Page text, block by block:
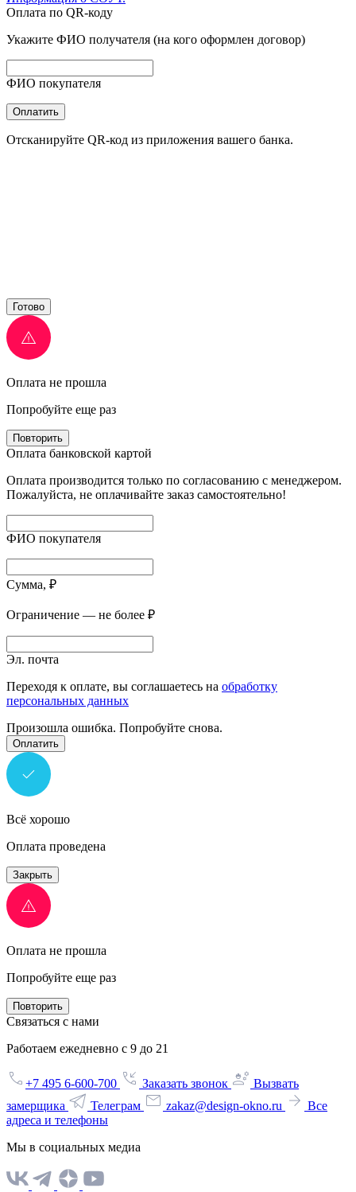
Оплата по QR-коду
Укажите ФИО получателя (на кого оформлен договор)
ФИО покупателя
Оплатить
Отсканируйте QR-код из приложения вашего банка.
Готово
Оплата не прошла
Попробуйте еще раз
Повторить
Оплата банковской картой
Оплата производится только по согласованию с менеджером.
Пожалуйста, не оплачивайте заказ самостоятельно!
ФИО покупателя
Сумма, ₽
Ограничение — не более ₽
Эл. почта
Переходя к оплате, вы соглашаетесь на обработку
персональных данных
Произошла ошибка. Попробуйте снова.
Оплатить
Всё хорошо
Оплата проведена
Закрыть
Оплата не прошла
Попробуйте еще раз
Повторить
Связаться с нами
Работаем ежедневно с 9 до 21
+7 495 6-600-700 Заказать звонок
Вызвать
замерщика
Телеграм zakaz@design-okno.ru
Все
адреса и телефоны
Мы в социальных медиа